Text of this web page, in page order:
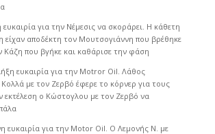
ευκαιρία για την Νέμεσις να σκοράρει. Η κάθετη
αποδέκτη τον Μουτσογιάννη που βρέθηκε
Κάζη που βγήκε και καθάρισε την φάση
ευκαιρία για την Motror Oil. Λάθος
με τον Ζερβό έφερε το κόρνερ για τους
εκτέλεση ο Κώστογλου με τον Ζερβό να
ευκαιρία για την Motor Oil. Ο Λεμονής Ν. με